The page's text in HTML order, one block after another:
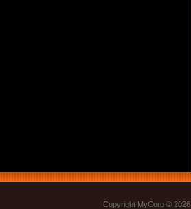
Copyright MyCorp © 2026